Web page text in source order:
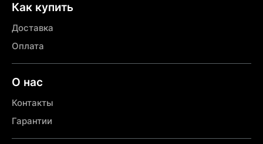
Как купить
Доставка
Оплата
О нас
Контакты
Гарантии